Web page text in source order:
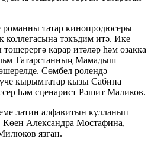
татар кинопродюсеры
коллегасына тәкъдим итә. Ике
карар итәләр һәм озакка
Татарстанның Мамадыш
Сөмбел ролендә
кырымтатар кызы Сабина
һәм сценарист Рәшит Маликов.
латин алфавитын кулланып
Көен Александра Мостафина,
язган.